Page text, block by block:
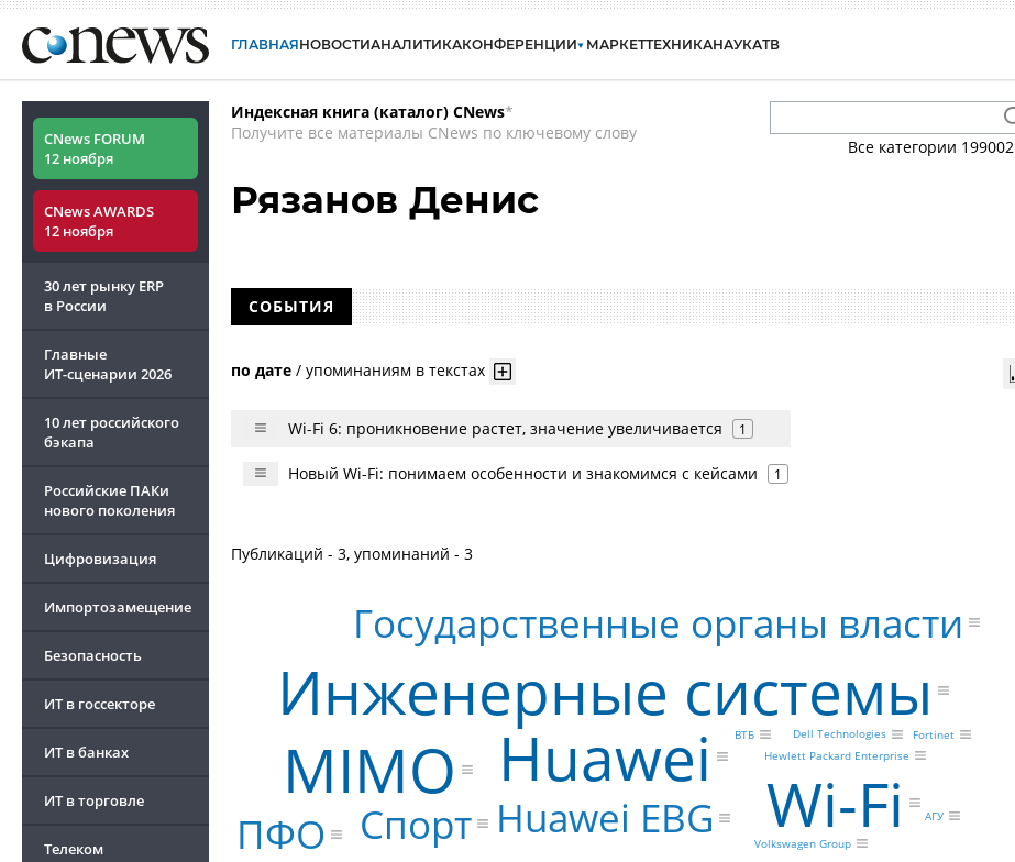
ГЛАВНАЯНОВОСТИАНАЛИТИКАКОНФЕРЕНЦИИ МАРКЕТТЕХНИКАНАУКАТВ
CNews FORUM
12 ноября
CNews AWARDS
12 ноября
30 лет рынку ERP
в России
Главные
ИТ-сценарии 2026
10 лет российского
бэкапа
Российские ПАКи
нового поколения
Цифровизация
Импортозамещение
Безопасность
ИТ в госсекторе
ИТ в банках
ИТ в торговле
Телеком
Индексная книга (каталог) CNews*
Получите все материалы CNews по ключевому слову
Все категории 199002
Рязанов Денис
СОБЫТИЯ
по дате / упоминаниям в текстах
Wi-Fi 6: проникновение растет, значение увеличивается 1
Новый Wi-Fi: понимаем особенности и знакомимся с кейсами 1
Публикаций - 3, упоминаний - 3
Huawei
Инженерные системы
Wi-Fi
MIMO
Huawei EBG
ПФО Спорт
Государственные органы власти
Hewlett Packard Enterprise
Dell Technologies Fortinet
ВТБ
Volkswagen Group
АГУ